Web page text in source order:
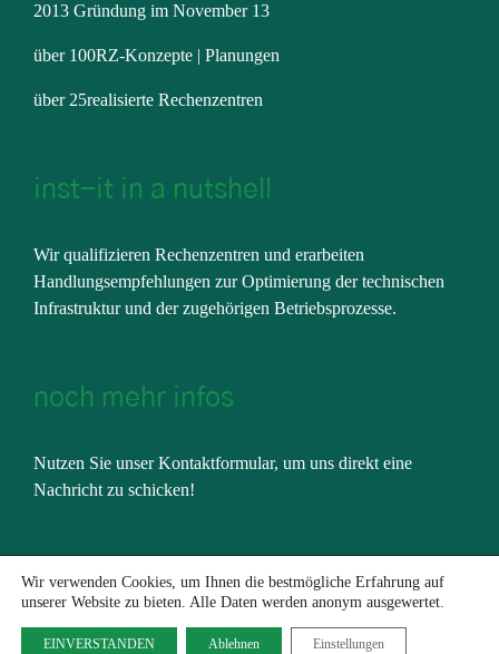
2013 Gründung im November 13
über 100RZ-Konzepte | Planungen
über 25realisierte Rechenzentren
inst-it in a nutshell
Wir qualifizieren Rechenzentren und erarbeiten
Handlungsempfehlungen zur Optimierung der technischen
Infrastruktur und der zugehörigen Betriebsprozesse.
noch mehr infos
Nutzen Sie unserKontaktformular, um uns direkt eine
Nachricht zu schicken!
Wir verwenden Cookies, um Ihnen die bestmögliche Erfahrung auf
unserer Website zu bieten. Alle Daten werden anonym ausgewertet.
EINVERSTANDEN Ablehnen Einstellungen